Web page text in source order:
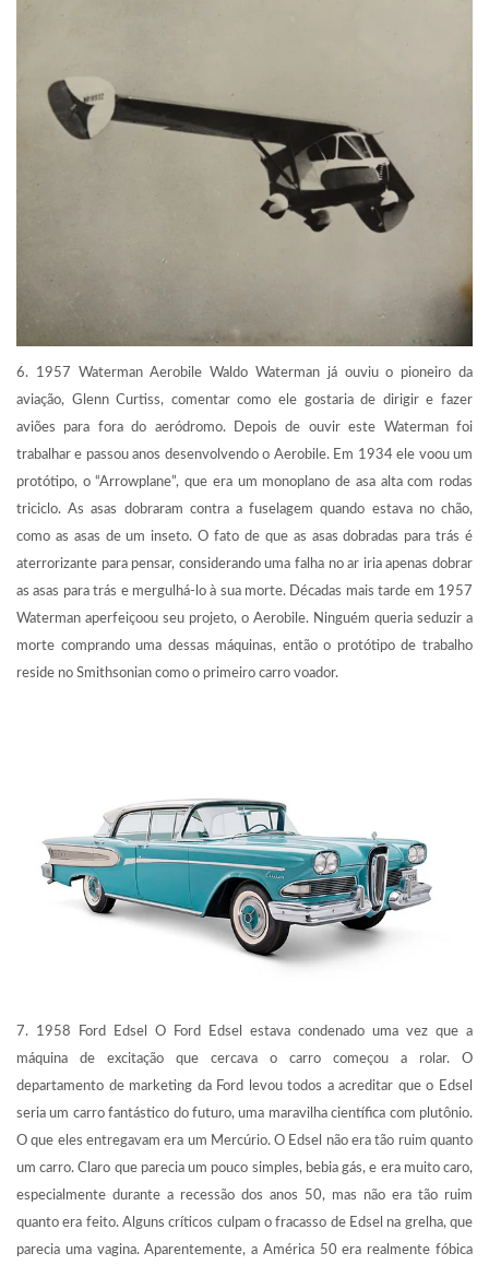
6. 1957 Waterman Aerobile Waldo Waterman já ouviu o pioneiro da
aviação, Glenn Curtiss, comentar como ele gostaria de dirigir e fazer
aviões para fora do aeródromo. Depois de ouvir este Waterman foi
trabalhar e passou anos desenvolvendo o Aerobile. Em 1934 ele voou um
protótipo, o “Arrowplane”, que era um monoplano de asa alta com rodas
triciclo. As asas dobraram contra a fuselagem quando estava no chão,
como as asas de um inseto. O fato de que as asas dobradas para trás é
aterrorizante para pensar, considerando uma falha no ar iria apenas dobrar
as asas para trás e mergulhá-lo à sua morte. Décadas mais tarde em 1957
Waterman aperfeiçoou seu projeto, o Aerobile. Ninguém queria seduzir a
morte comprando uma dessas máquinas, então o protótipo de trabalho
reside no Smithsonian como o primeiro carro voador.
7. 1958 Ford Edsel O Ford Edsel estava condenado uma vez que a
máquina de excitação que cercava o carro começou a rolar. O
departamento de marketing da Ford levou todos a acreditar que o Edsel
seria um carro fantástico do futuro, uma maravilha científica com plutônio.
O que eles entregavam era um Mercúrio. O Edsel não era tão ruim quanto
um carro. Claro que parecia um pouco simples, bebia gás, e era muito caro,
especialmente durante a recessão dos anos 50, mas não era tão ruim
quanto era feito. Alguns críticos culpam o fracasso de Edsel na grelha, que
parecia uma vagina. Aparentemente, a América 50 era realmente fóbica